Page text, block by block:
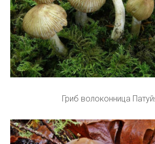
Гриб волоконница